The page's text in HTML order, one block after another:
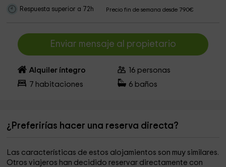
Respuesta superior a 72h Precio fin de semana desde 790€
Enviar mensaje al propietario
Alquiler íntegro 16 personas
7 habitaciones 6 baños
¿Preferirías hacer una reserva directa?
Las características de estos alojamientos son muy similares.
Otros viajeros han decidido reservar directamente con